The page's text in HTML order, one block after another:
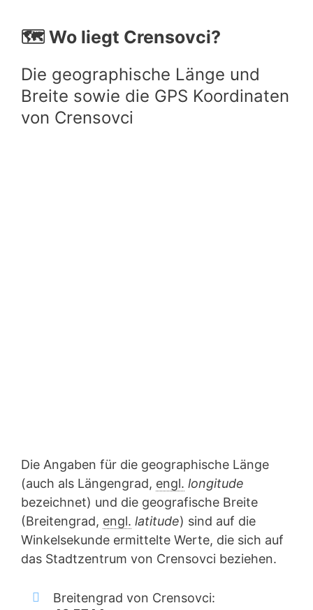
🗺️ Wo liegt Crensovci?
Die geographische Länge und
Breite sowie die GPS Koordinaten
von Crensovci
Die Angaben für die geographische Länge
(auch als Längengrad, engl. longitude
bezeichnet) und die geografische Breite
(Breitengrad, engl. latitude) sind auf die
Winkelsekunde ermittelte Werte, die sich auf
das Stadtzentrum von Crensovci beziehen.
Breitengrad von Crensovci: